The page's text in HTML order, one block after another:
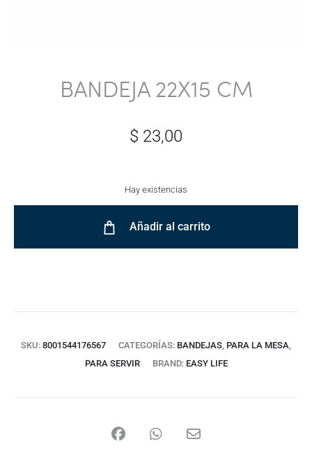
BANDEJA 22X15 CM
$ 23,00
Hay existencias
Añadir al carrito
SKU: 8001544176567 CATEGORÍAS: BANDEJAS, PARA LA MESA,
PARA SERVIR
BRAND: EASY LIFE